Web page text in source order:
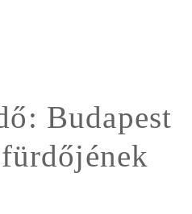
Budapest